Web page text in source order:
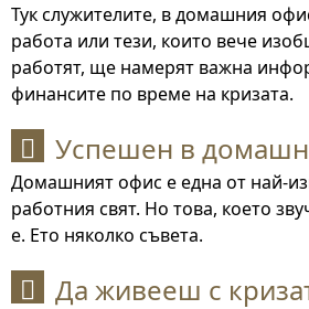
Тук служителите, в домашния
работа или тези, които вече
работят, ще намерят важна
финансите по време на кризата.
 Успешен в
Домашният офис е една от най-
работния свят. Но това, което
е. Ето няколко съвета.
 Да живееш с